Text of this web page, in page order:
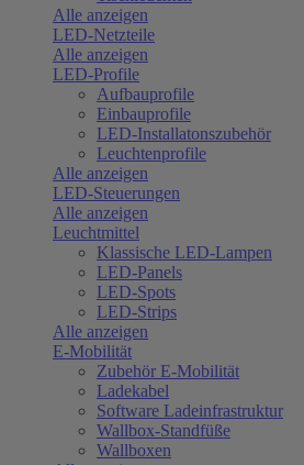
Alle anzeigen
LED-Netzteile
Alle anzeigen
LED-Profile
Aufbauprofile
Einbauprofile
LED-Installatonszubehör
Leuchtenprofile
Alle anzeigen
LED-Steuerungen
Alle anzeigen
Leuchtmittel
Klassische LED-Lampen
LED-Panels
LED-Spots
LED-Strips
Alle anzeigen
E-Mobilität
Zubehör E-Mobilität
Ladekabel
Software Ladeinfrastruktur
Wallbox-Standfüße
Wallboxen